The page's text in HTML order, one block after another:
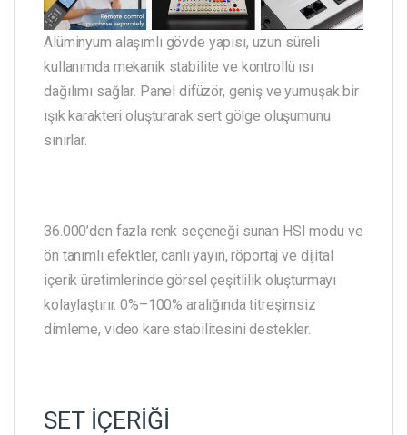
Alüminyum alaşımlı gövde yapısı, uzun süreli
kullanımda mekanik stabilite ve kontrollü ısı
dağılımı sağlar. Panel difüzör, geniş ve yumuşak bir
ışık karakteri oluşturarak sert gölge oluşumunu
sınırlar.
36.000’den fazla renk seçeneği sunan HSI modu ve
ön tanımlı efektler, canlı yayın, röportaj ve dijital
içerik üretimlerinde görsel çeşitlilik oluşturmayı
kolaylaştırır. 0%–100% aralığında titreşimsiz
dimleme, video kare stabilitesini destekler.
SET İÇERİĞİ